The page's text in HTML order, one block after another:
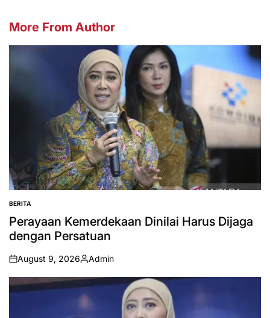
More From Author
POSTED
IN
BERITA
Perayaan Kemerdekaan Dinilai Harus Dijaga
dengan Persatuan
on
August 9, 2026
Posted
by
Admin